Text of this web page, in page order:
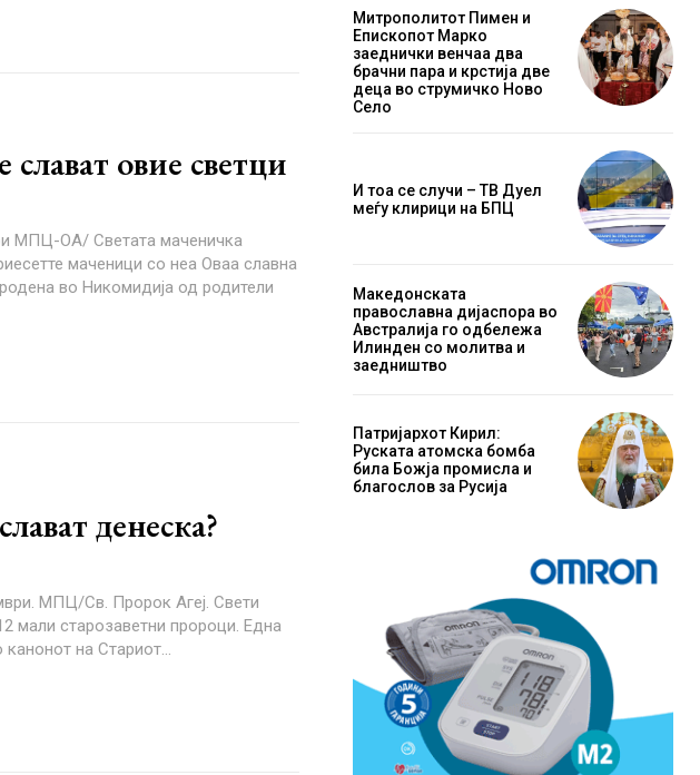
слават овие светци
маченици со неа Оваа славна
во Никомидија од родители
денеска?
Свети
мали старозаветни пророци. Една
на Стариот...
Митрополитот Пимен и
Епископот Марко
заеднички венчаа два
брачни пара и крстија две
деца во струмичко Ново
Село
И тоа се случи – ТВ Дуел
меѓу клирици на БПЦ
Македонската
православна дијаспора во
Австралија го одбележа
Илинден со молитва и
заедништво
Патријархот Кирил:
Руската атомска бомба
била Божја промисла и
благослов за Русија